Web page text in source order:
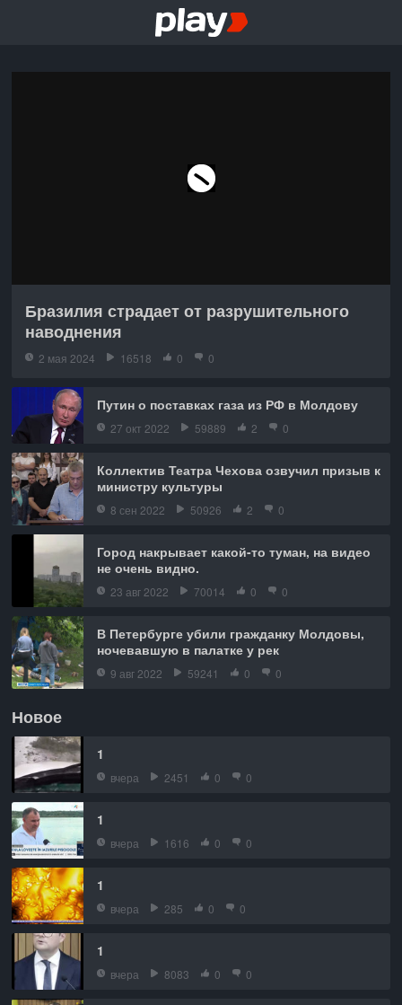
Бразилия страдает от разрушительного
наводнения
2 мая 2024 16518 0 0
Путин о поставках газа из РФ в Молдову
27 окт 2022 59889 2 0
Коллектив Театра Чехова озвучил призыв к
министру культуры
8 сен 2022 50926 2 0
Город накрывает какой-то туман, на видео
не очень видно.
23 авг 2022 70014 0 0
В Петербурге убили гражданку Молдовы,
ночевавшую в палатке у рек
9 авг 2022 59241 0 0
Новое
1
вчера 2451 0 0
1
вчера 1616 0 0
1
вчера 285 0 0
1
вчера 8083 0 0